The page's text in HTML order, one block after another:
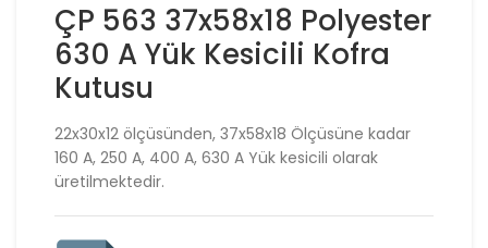
ÇP 563 37x58x18 Polyester
630 A Yük Kesicili Kofra
Kutusu
22x30x12 ölçüsünden, 37x58x18 Ölçüsüne kadar
160 A, 250 A, 400 A, 630 A Yük kesicili olarak
üretilmektedir.